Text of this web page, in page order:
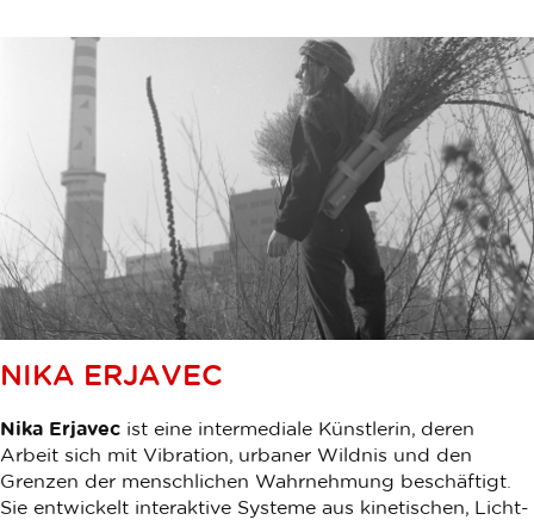
NIKA ERJAVEC
Nika Erjavec ist eine intermediale Künstlerin, deren
Arbeit sich mit Vibration, urbaner Wildnis und den
Grenzen der menschlichen Wahrnehmung beschäftigt.
Sie entwickelt interaktive Systeme aus kinetischen, Licht-